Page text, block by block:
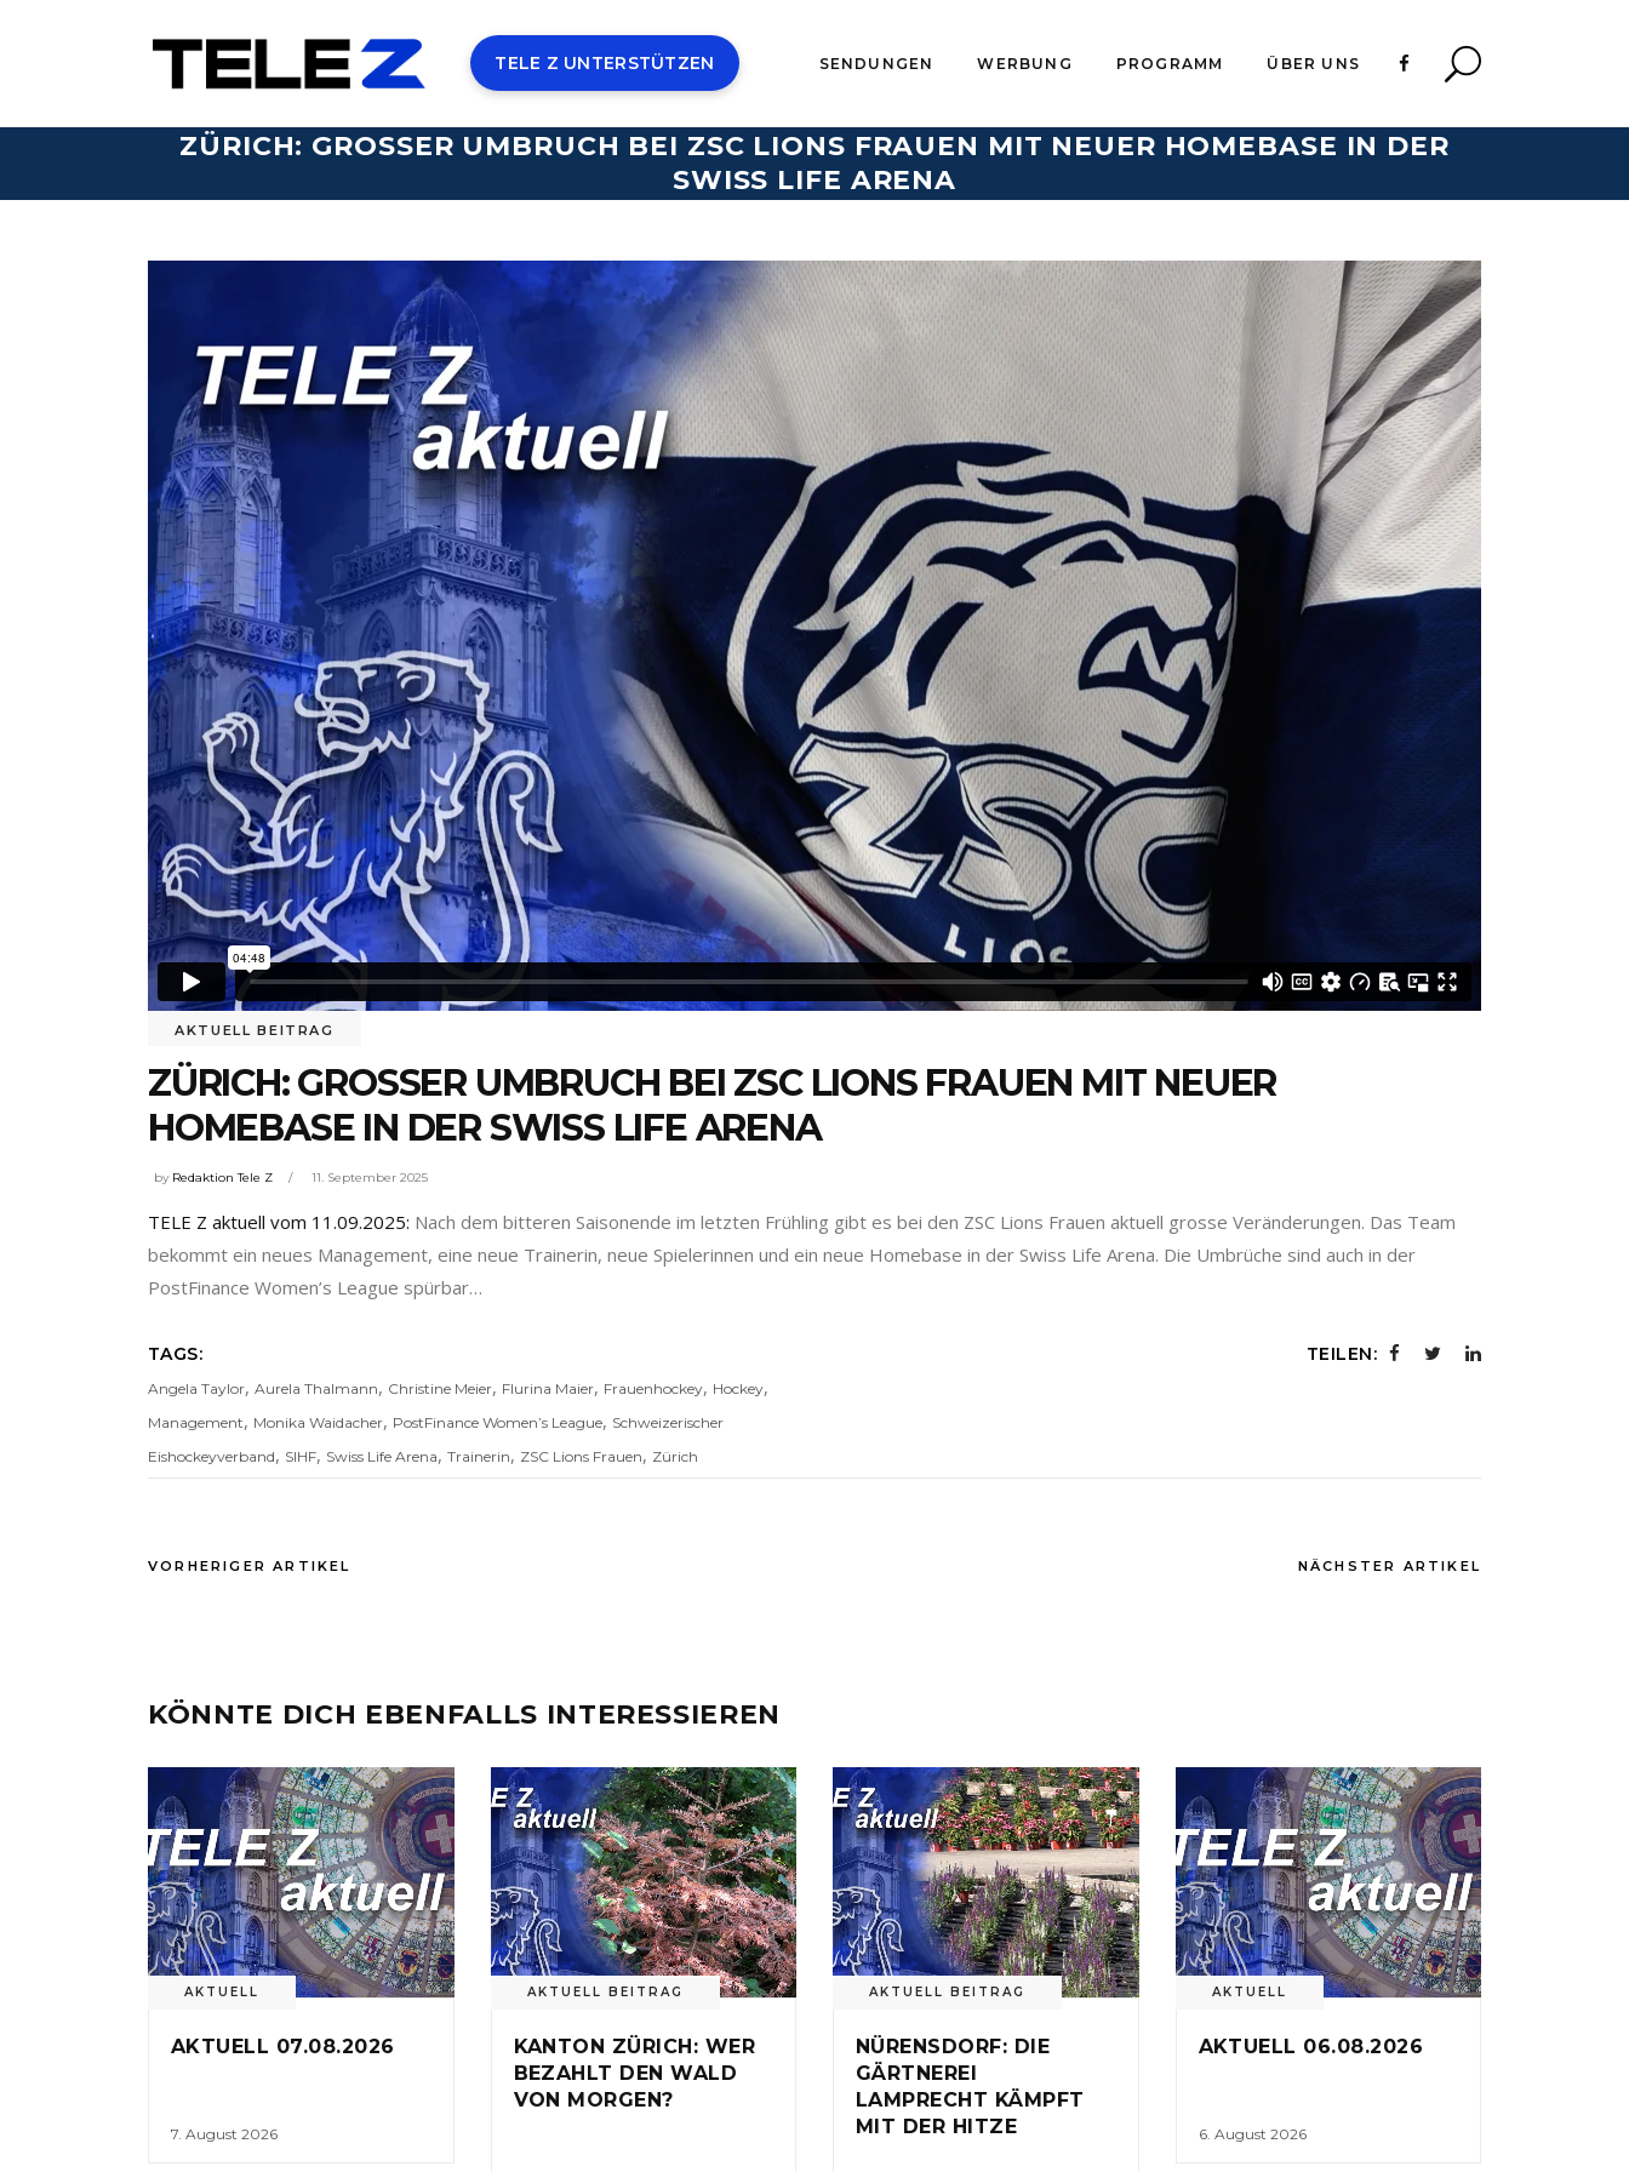
TELE Z UNTERSTÜTZEN SENDUNGEN WERBUNG PROGRAMM ÜBER UNS
ZÜRICH: GROSSER UMBRUCH BEI ZSC LIONS FRAUEN MIT NEUER HOMEBASE IN DER
SWISS LIFE ARENA
AKTUELL BEITRAG
ZÜRICH: GROSSER UMBRUCH BEI ZSC LIONS FRAUEN MIT NEUER
HOMEBASE IN DER SWISS LIFE ARENA
by Redaktion Tele Z 11. September 2025
TELE Z aktuell vom 11.09.2025: Nach dem bitteren Saisonende im letzten Frühling gibt es bei den ZSC Lions Frauen aktuell grosse Veränderungen. Das Team
bekommt ein neues Management, eine neue Trainerin, neue Spielerinnen und ein neue Homebase in der Swiss Life Arena. Die Umbrüche sind auch in der
PostFinance Women’s League spürbar…
TAGS:
Angela Taylor, Aurela Thalmann, Christine Meier, Flurina Maier, Frauenhockey, Hockey,
Management, Monika Waidacher, PostFinance Women’s League, Schweizerischer
Eishockeyverband, SIHF, Swiss Life Arena, Trainerin, ZSC Lions Frauen, Zürich
TEILEN:
VORHERIGER ARTIKEL NÄCHSTER ARTIKEL
KÖNNTE DICH EBENFALLS INTERESSIEREN
AKTUELL
AKTUELL 07.08.2026
7. August 2026
AKTUELL BEITRAG
KANTON ZÜRICH: WER
BEZAHLT DEN WALD
VON MORGEN?
AKTUELL BEITRAG
NÜRENSDORF: DIE
GÄRTNEREI
LAMPRECHT KÄMPFT
MIT DER HITZE
AKTUELL
AKTUELL 06.08.2026
6. August 2026